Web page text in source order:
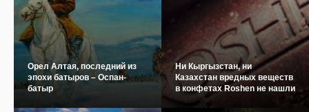
Орел Алтая, последний из
эпохи батыров – Оспан-
батыр
Ни Кыргызстан, ни
Казахстан вредных веществ
в конфетах Roshen не нашли